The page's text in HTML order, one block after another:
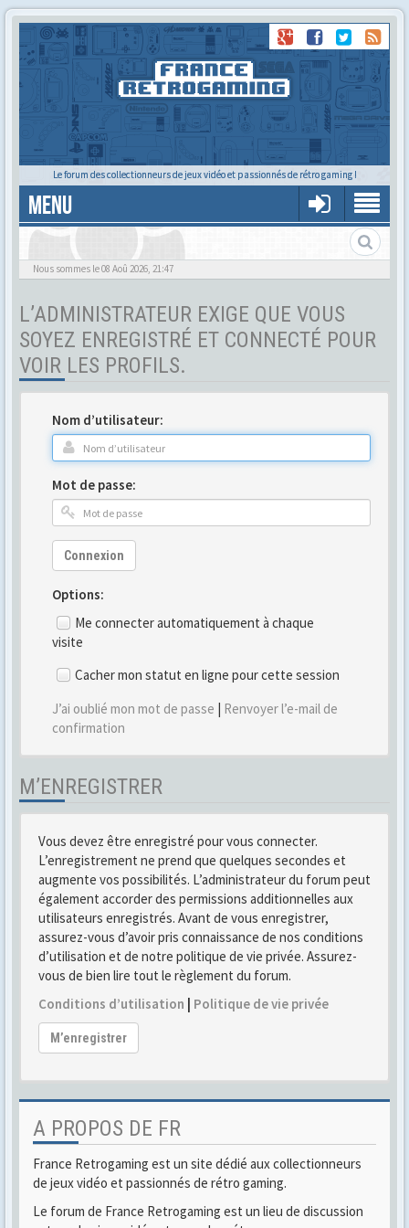
Le forum des collectionneurs de jeux vidéo et passionnés de rétro gaming !
MENU
Tu cherches quelqu'un ?
Nous sommes le 08 Aoû 2026, 21:47
L’ADMINISTRATEUR EXIGE QUE VOUS
SOYEZ ENREGISTRÉ ET CONNECTÉ POUR
VOIR LES PROFILS.
Nom d’utilisateur:
Mot de passe:
Connexion
Options:
Me connecter automatiquement à chaque
visite
Cacher mon statut en ligne pour cette session
J’ai oublié mon mot de passe | Renvoyer l’e-mail de
confirmation
M’ENREGISTRER
Vous devez être enregistré pour vous connecter.
L’enregistrement ne prend que quelques secondes et
augmente vos possibilités. L’administrateur du forum peut
également accorder des permissions additionnelles aux
utilisateurs enregistrés. Avant de vous enregistrer,
assurez-vous d’avoir pris connaissance de nos conditions
d’utilisation et de notre politique de vie privée. Assurez-
vous de bien lire tout le règlement du forum.
Conditions d’utilisation | Politique de vie privée
M’enregistrer
A PROPOS DE FR
France Retrogaming est un site dédié aux collectionneurs
de jeux vidéo et passionnés de rétro gaming.
Le forum de France Retrogaming est un lieu de discussion